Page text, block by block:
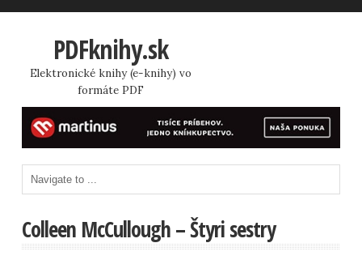
PDFknihy.sk
Elektronické knihy (e-knihy) vo
formáte PDF
Colleen McCullough – Štyri sestry